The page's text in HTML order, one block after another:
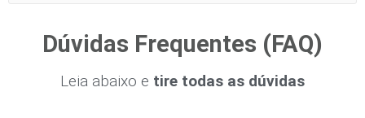
Dúvidas Frequentes (FAQ)
Leia abaixo e tire todas as dúvidas